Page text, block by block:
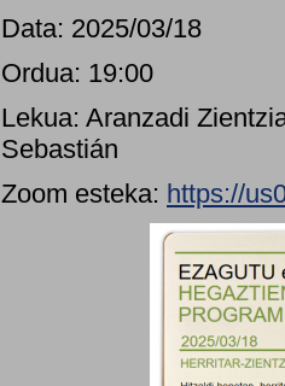
Data: 2025/03/18
Ordua: 19:00
Lekua: Aranzadi
Sebastián
Zoom esteka: https://